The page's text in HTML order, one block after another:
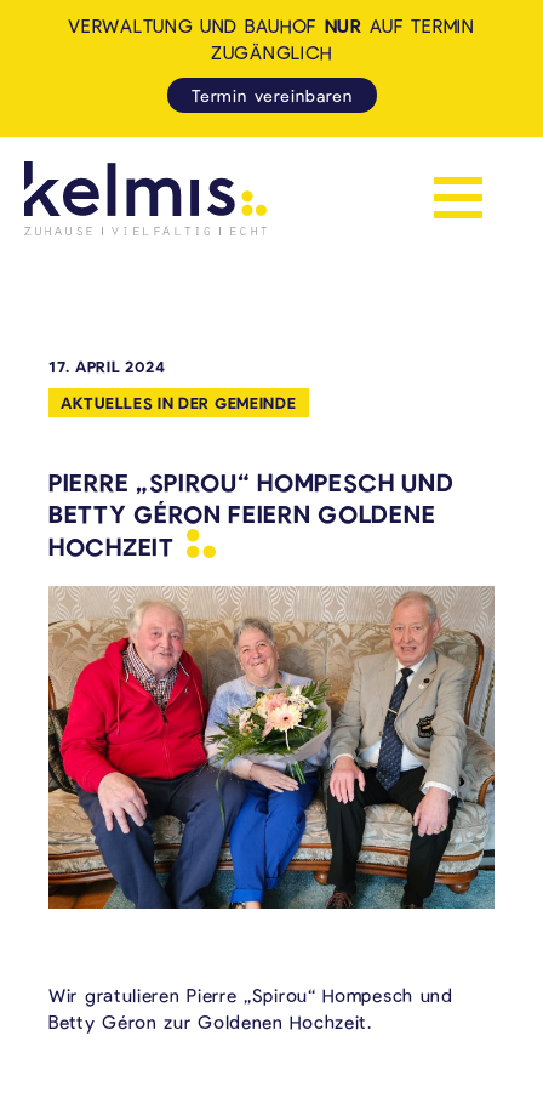
Navigation
VERWALTUNG UND BAUHOF NUR AUF TERMIN
ZUGÄNGLICH
Termin vereinbaren
17. APRIL 2024
AKTUELLES IN DER GEMEINDE
PIERRE „SPIROU“ HOMPESCH UND
BETTY GÉRON FEIERN GOLDENE
HOCHZEIT
Wir gratulieren Pierre „Spirou“ Hompesch und
Betty Géron zur Goldenen Hochzeit.